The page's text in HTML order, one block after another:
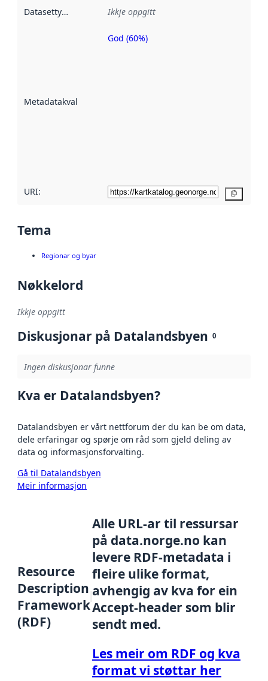
Datasettype Ikkje oppgitt
Metadatakvalitet
Metadatakvalitet
God (60%)
URI:
Tema
Regionar og byar
Nøkkelord
Ikkje oppgitt
Diskusjonar på Datalandsbyen 0
Ingen diskusjonar funne
Kva er Datalandsbyen?
Datalandsbyen er vårt nettforum der du kan be om data,
dele erfaringar og spørje om råd som gjeld deling av
data og informasjonsforvalting.
Gå til Datalandsbyen
Meir informasjon
Resource
Description
Framework
(RDF)
Alle URL-ar til ressursar
på data.norge.no kan
levere RDF-metadata i
fleire ulike format,
avhengig av kva for ein
Accept-header som blir
sendt med.
Les meir om RDF og kva
format vi støttar her